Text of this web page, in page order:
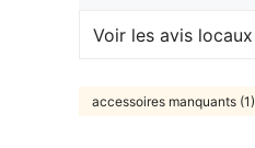
Voir les avis locaux
accessoires manquants (1)